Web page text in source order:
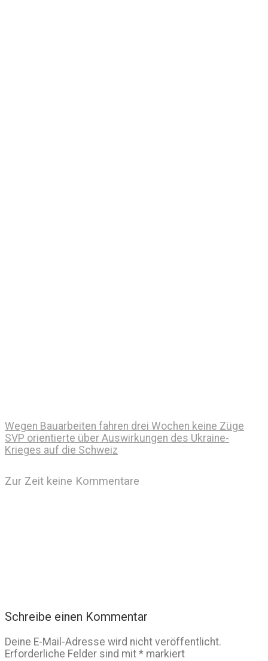
Wegen Bauarbeiten fahren drei Wochen keine Züge
SVP orientierte über Auswirkungen des Ukraine-
Krieges auf die Schweiz
Zur Zeit keine Kommentare
Schreibe einen Kommentar
Deine E-Mail-Adresse wird nicht veröffentlicht.
Erforderliche Felder sind mit * markiert